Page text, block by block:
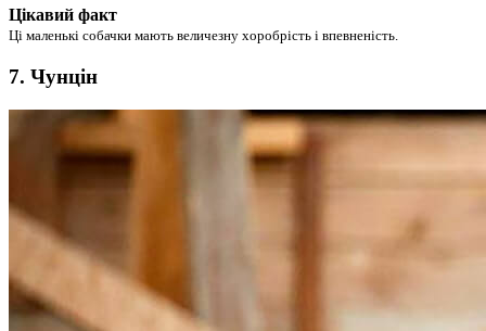
Цікавий факт
Ці маленькі собачки мають величезну хоробрість і впевненість.
7. Чунцін